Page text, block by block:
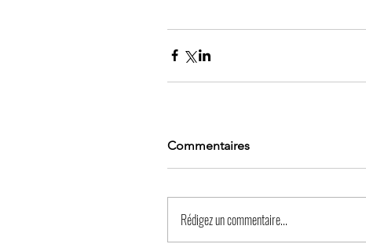
Commentaires
Rédigez un commentaire...